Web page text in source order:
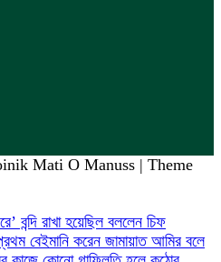
Mati O Manuss | Theme
বন্দি রাখা হয়েছিল বললেন চিফ
বেইমানি করেন জামায়াত আমির বলে